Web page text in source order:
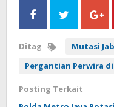
Ditag
Mutasi
Pergantian Perwira
Posting Terkait